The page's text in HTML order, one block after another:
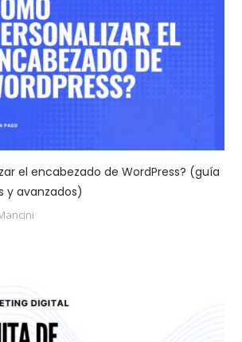
el encabezado de WordPress? (guía
y avanzados)